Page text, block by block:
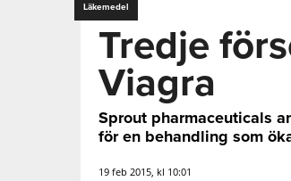
Läkemedel
Tredje
Viagra
Sprout pharmaceuticals
för en behandling som
19 feb 2015, kl 10:01